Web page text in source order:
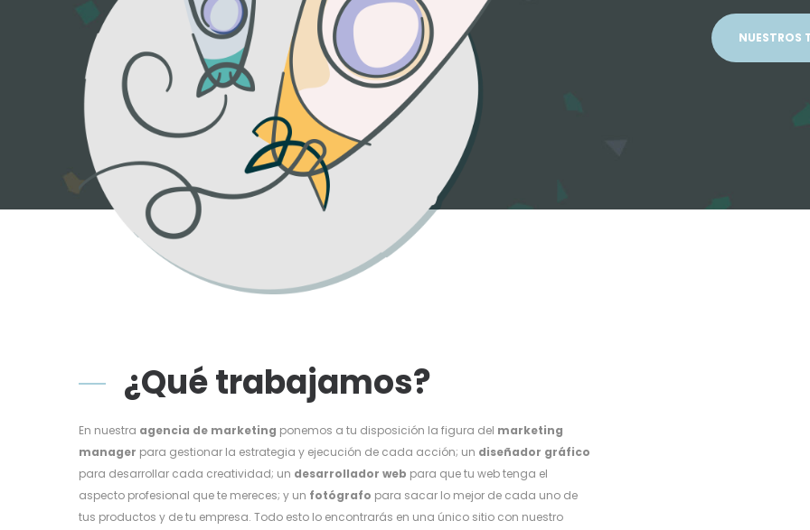
NUESTROS
¿Qué trabajamos?
En nuestra agencia de marketing ponemos a tu disposición la figura del marketing
manager para gestionar la estrategia y ejecución de cada acción; un diseñador gráfico
para desarrollar cada creatividad; un desarrollador web para que tu web tenga el
aspecto profesional que te mereces; y un fotógrafo para sacar lo mejor de cada uno de
tus productos y de tu empresa. Todo esto lo encontrarás en una único sitio con nuestro